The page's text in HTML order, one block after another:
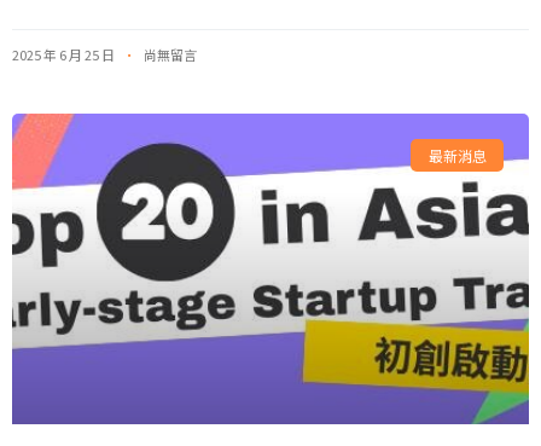
2025 年 6 月 25 日 尚無留言
最新消息